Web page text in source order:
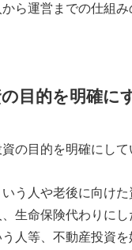
ら運営までの仕組
目的を明確に
の目的を明確にして
う人や老後に向け
生命保険代わりにし
人等、不動産投資を